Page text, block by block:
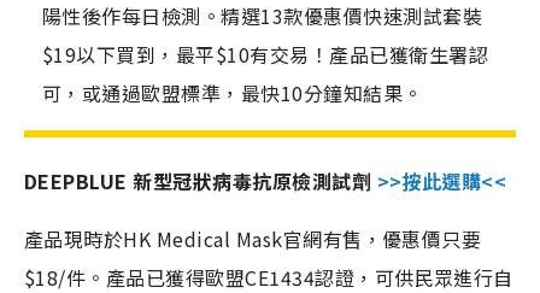
陽性後作每日檢測。精選13款優惠價快速測試套裝
$19以下買到，最平$10有交易！產品已獲衛生署認
可，或通過歐盟標準，最快10分鐘知結果。
DEEPBLUE 新型冠狀病毒抗原檢測試劑 >>按此選購<<
產品現時於HK Medical Mask官網有售，優惠價只要
$18/件。產品已獲得歐盟CE1434認證，可供民眾進行自